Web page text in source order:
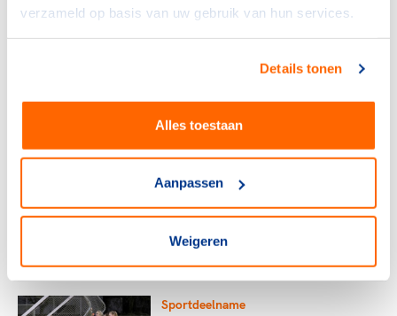
verzameld op basis van uw gebruik van hun services.
Details tonen
Alles toestaan
Aanpassen
Weigeren
Bekende sporters pleiten voor
NOC*NSF
Met District Spots nieuwe
ontmoetingsplekken 'voor en
door jongeren' van start
Sportdeelname